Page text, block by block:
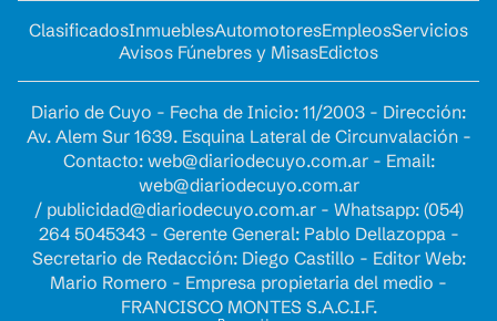
ClasificadosInmueblesAutomotoresEmpleosServicios
Avisos Fúnebres y MisasEdictos
Diario de Cuyo - Fecha de Inicio: 11/2003 - Dirección:
Av. Alem Sur 1639. Esquina Lateral de Circunvalación -
Contacto: web@diariodecuyo.com.ar- Email:
web@diariodecuyo.com.ar
/ publicidad@diariodecuyo.com.ar- Whatsapp: (054)
264 5045343 - Gerente General: Pablo Dellazoppa -
Secretario de Redacción: Diego Castillo - Editor Web:
Mario Romero - Empresa propietaria del medio -
FRANCISCO MONTES S.A.C.I.F.